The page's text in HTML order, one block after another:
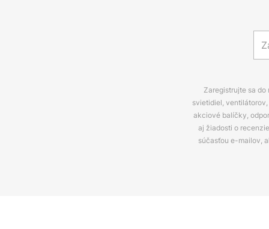
Zaregistrujte sa
svietidiel,
akciové balíčky,
aj žiadosti o
súčasťou e-mailov,